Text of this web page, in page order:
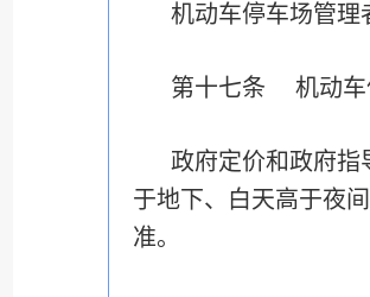
机动车停车场管理
第十七条 机动车
政府定价和政府指
于地下、白天高于夜
准。